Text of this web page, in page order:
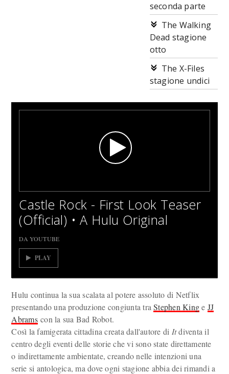
seconda parte
The Walking
Dead stagione
otto
The X-Files
stagione undici
Castle Rock - First Look Teaser
(Official) • A Hulu Original
DA YOUTUBE
PLAY
Hulu continua la sua scalata al potere assoluto di Netflix
presentando una produzione congiunta traStephen Kinge JJ
Abramscon la sua Bad Robot.
Così la famigerata cittadina creata dall'autore di Itdiventa il
centro degli eventi delle storie che vi sono state direttamente
o indirettamente ambientate, creando nelle intenzioni una
serie si antologica, ma dove ogni stagione abbia dei rimandi a